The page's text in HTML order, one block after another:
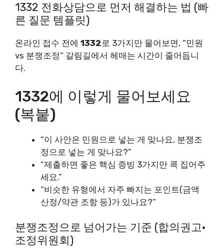
1332 전화상담으로 먼저 해결하는 법 (빠
른 질문 템플릿)
온라인 접수 전에 1332로 3가지만 물어보면, “민원
vs 분쟁조정” 갈림길에서 헤매는 시간이 줄어듭니
다.
1332에 이렇게 물어보세요
(복붙)
“이 사안은 민원으로 넣는 게 맞나요, 분쟁조
정으로 넣는 게 맞나요?”
“제출하면 좋은 핵심 증빙 3가지만 콕 집어주
세요.”
“비슷한 유형에서 자주 빠지는 포인트(금액
산정/약관 조항 등)가 있나요?”
분쟁조정으로 넘어가는 기준 (합의권고·
조정위원회)